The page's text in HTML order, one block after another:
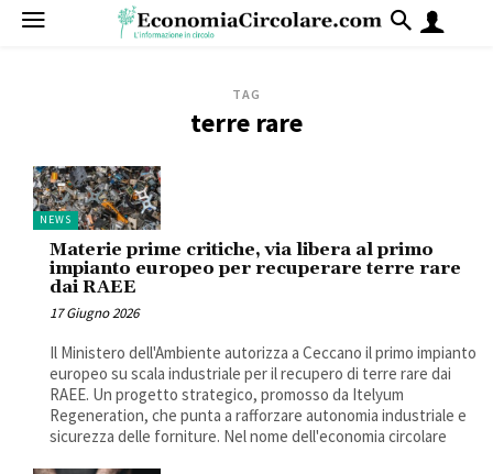
TAG
terre rare
NEWS
Materie prime critiche, via libera al primo
impianto europeo per recuperare terre rare
dai RAEE
17 Giugno 2026
Il Ministero dell'Ambiente autorizza a Ceccano il primo impianto
europeo su scala industriale per il recupero di terre rare dai
RAEE. Un progetto strategico, promosso da Itelyum
Regeneration, che punta a rafforzare autonomia industriale e
sicurezza delle forniture. Nel nome dell'economia circolare